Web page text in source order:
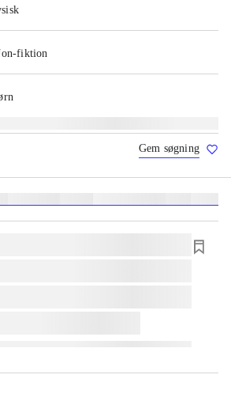
fiktion
Gem søgning
ipsum dolor sit amet ...